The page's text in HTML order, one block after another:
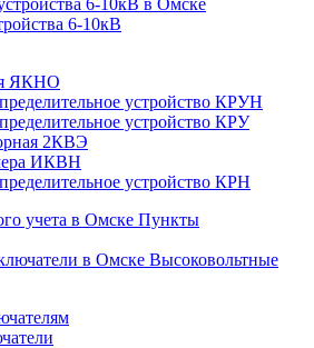
6-10кВ
ЯКНО
устройство КРУН
устройство КРУ
2КВЭ
ИКВН
устройство КРН
Пункты
Высоковольтные